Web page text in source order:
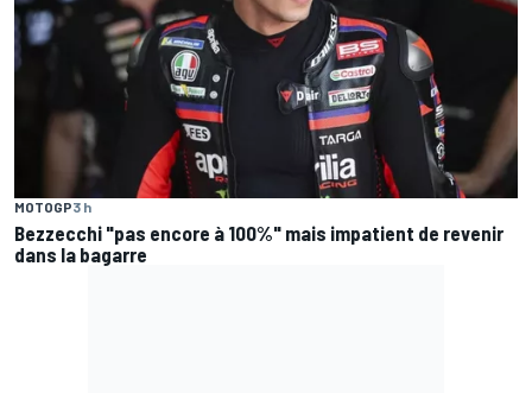
MOTOGP3 h
Bezzecchi "pas encore à 100%" mais impatient de revenir
dans la bagarre